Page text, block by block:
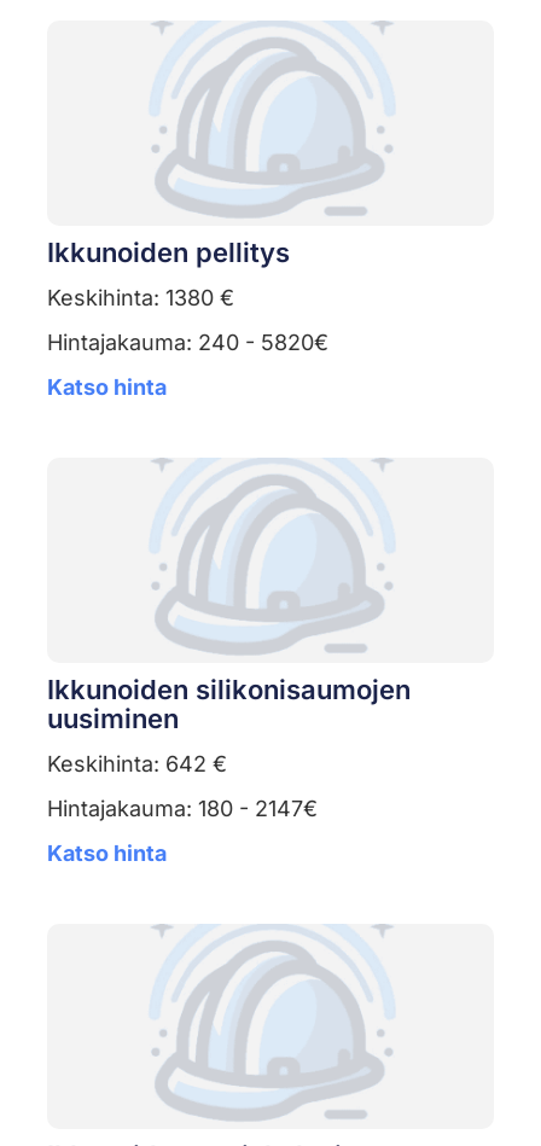
Ikkunoiden pellitys
Keskihinta: 1380 €
Hintajakauma: 240 - 5820€
Katso hinta
Ikkunoiden silikonisaumojen
uusiminen
Keskihinta: 642 €
Hintajakauma: 180 - 2147€
Katso hinta